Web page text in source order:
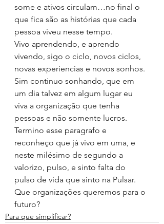
some e ativos circulam…no final o
que fica são as histórias que cada
pessoa viveu nesse tempo.
Vivo aprendendo, e aprendo
vivendo, sigo o ciclo, novos ciclos,
novas experiencias e novos sonhos.
Sim continuo sonhando, que em
um dia talvez em algum lugar eu
viva a organização que tenha
pessoas e não somente lucros.
Termino esse paragrafo e
reconheço que já vivo em uma, e
neste milésimo de segundo a
valorizo, pulso, e sinto falta do
pulso de vida que sinto na Pulsar.
Que organizações queremos para o
futuro?
Para que simplificar?